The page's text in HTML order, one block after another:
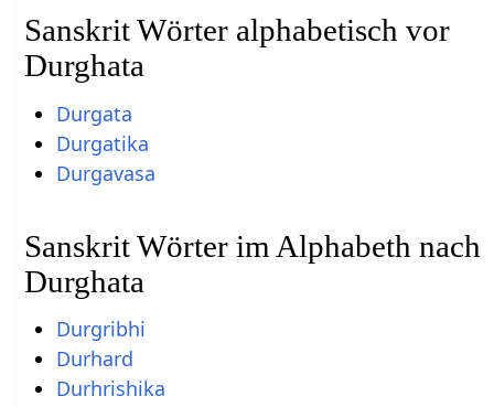
Sanskrit Wörter alphabetisch vor
Durghata
Durgata
Durgatika
Durgavasa
Sanskrit Wörter im Alphabeth nach
Durghata
Durgribhi
Durhard
Durhrishika